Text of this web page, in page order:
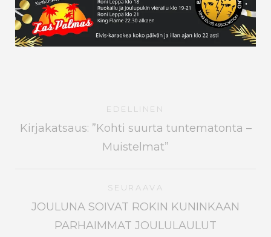
EDELLINEN
Kirjakatsaus: ”Kohti suurta tuntematonta –
Muistelmat”
SEURAAVA
JOULUNA SOIVAT ROKIN KUNINKAAN
PARHAIMMAT JOULULAULUT